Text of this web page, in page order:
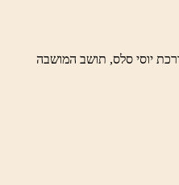
יוסי סלס, תושב המושבה